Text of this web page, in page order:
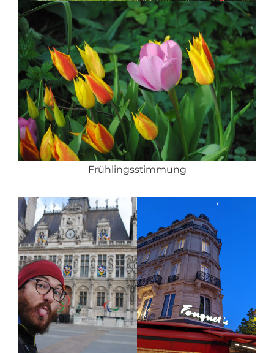
Frühlingsstimmung